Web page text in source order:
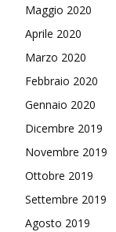
Maggio 2020
Aprile 2020
Marzo 2020
Febbraio 2020
Gennaio 2020
Dicembre 2019
Novembre 2019
Ottobre 2019
Settembre 2019
Agosto 2019